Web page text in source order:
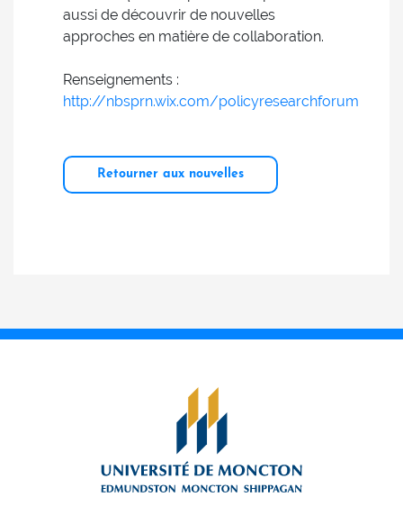
aussi de découvrir de nouvelles
approches en matière de collaboration.
Renseignements :
http://nbsprn.wix.com/policyresearchforum
Retourner aux nouvelles